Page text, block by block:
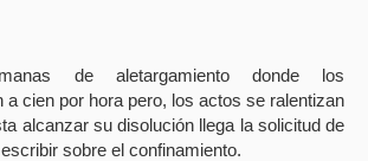
de aletargamiento donde los
a cien por hora pero, los actos se ralentizan
alcanzar su disolución llega la solicitud de
sobre el confinamiento.